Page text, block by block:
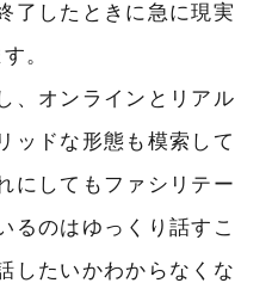
了したときに急に現実
。
、オンラインとリアル
ッドな形態も模索して
にしてもファシリテー
るのはゆっくり話すこ
したいかわからなくな